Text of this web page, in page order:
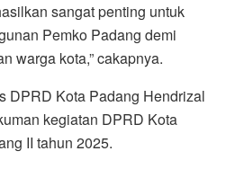
sangat penting untuk
Pemko Padang demi
warga kota,” cakapnya.
DPRD Kota Padang Hendrizal
kegiatan DPRD Kota
II tahun 2025.